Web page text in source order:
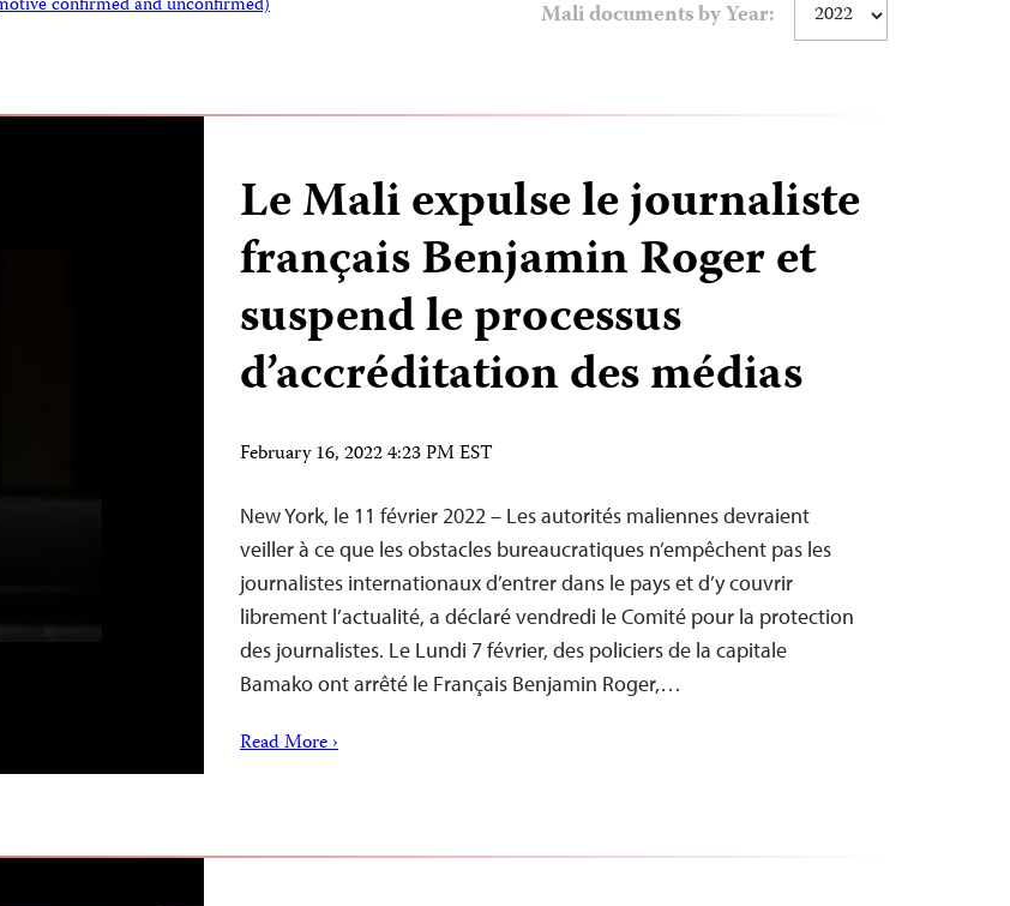
confirmed and unconfirmed) Mali documents by Year:
Le Mali expulse le journaliste
français Benjamin Roger et
suspend le processus
d’accréditation des médias
February 16, 2022 4:23 PM EST
New York, le 11 février 2022 – Les autorités maliennes devraient
veiller à ce que les obstacles bureaucratiques n’empêchent pas les
journalistes internationaux d’entrer dans le pays et d’y couvrir
librement l’actualité, a déclaré vendredi le Comité pour la protection
des journalistes. Le Lundi 7 février, des policiers de la capitale
Bamako ont arrêté le Français Benjamin Roger,…
Read More ›